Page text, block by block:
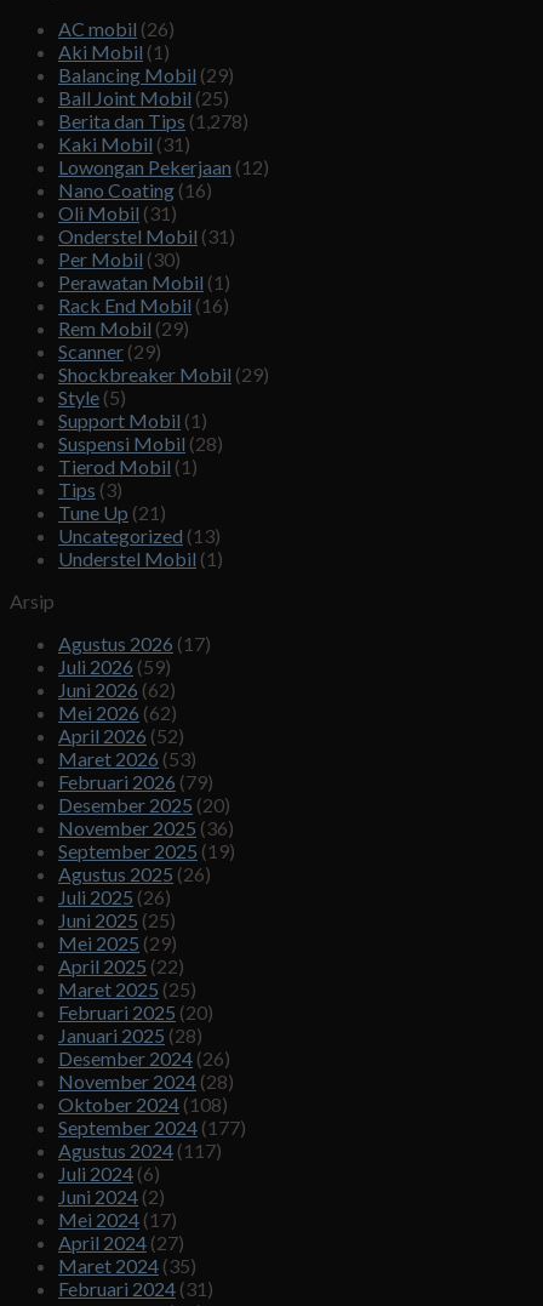
AC mobil (26)
Aki Mobil (1)
Balancing Mobil (29)
Ball Joint Mobil (25)
Berita dan Tips (1,278)
Kaki Mobil (31)
Lowongan Pekerjaan (12)
Nano Coating (16)
Oli Mobil (31)
Onderstel Mobil (31)
Per Mobil (30)
Perawatan Mobil (1)
Rack End Mobil (16)
Rem Mobil (29)
Scanner (29)
Shockbreaker Mobil (29)
Style (5)
Support Mobil (1)
Suspensi Mobil (28)
Tierod Mobil (1)
Tips (3)
Tune Up (21)
Uncategorized (13)
Understel Mobil (1)
Arsip
Agustus 2026 (17)
Juli 2026 (59)
Juni 2026 (62)
Mei 2026 (62)
April 2026 (52)
Maret 2026 (53)
Februari 2026 (79)
Desember 2025 (20)
November 2025 (36)
September 2025 (19)
Agustus 2025 (26)
Juli 2025 (26)
Juni 2025 (25)
Mei 2025 (29)
April 2025 (22)
Maret 2025 (25)
Februari 2025 (20)
Januari 2025 (28)
Desember 2024 (26)
November 2024 (28)
Oktober 2024 (108)
September 2024 (177)
Agustus 2024 (117)
Juli 2024 (6)
Juni 2024 (2)
Mei 2024 (17)
April 2024 (27)
Maret 2024 (35)
Februari 2024 (31)